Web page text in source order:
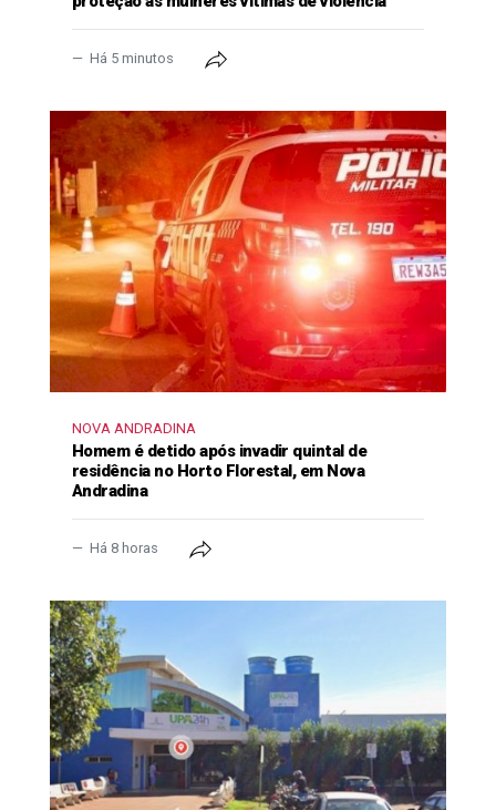
Há 5 minutos
NOVA ANDRADINA
Homem é detido após invadir quintal de
residência no Horto Florestal, em Nova
Andradina
Há 8 horas